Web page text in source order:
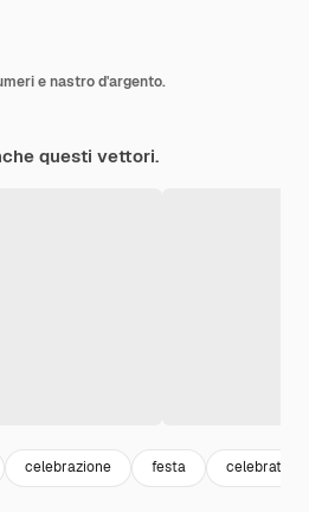
e nastro d'argento.
questi vettori.
celebrazione festa celebration